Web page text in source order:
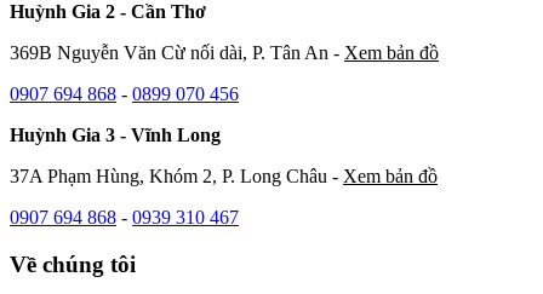
Huỳnh Gia 2 - Cần Thơ
369B Nguyễn Văn Cừ nối dài, P. Tân An - Xem bản đồ
0907 694 868 - 0899 070 456
Huỳnh Gia 3 - Vĩnh Long
37A Phạm Hùng, Khóm 2, P. Long Châu - Xem bản đồ
0907 694 868 - 0939 310 467
Về chúng tôi